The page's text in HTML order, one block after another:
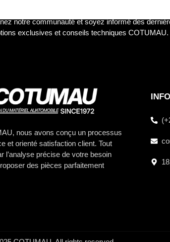
notre communauté et soyez informé des
exclusives et conseils techniques COTUMAU.
nous avons conçu un processus
et orienté satisfaction client. Tout
l’analyse précise de votre besoin
des pièces parfaitement